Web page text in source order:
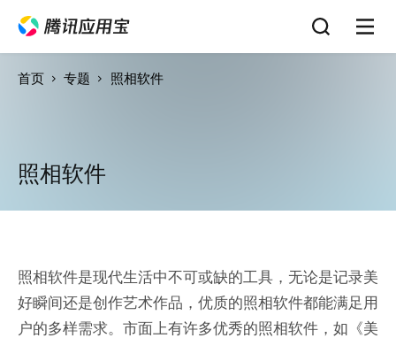
首页 专题 照相软件
照相软件
照相软件是现代生活中不可或缺的工具，无论是记录美
好瞬间还是创作艺术作品，优质的照相软件都能满足用
户的多样需求。市面上有许多优秀的照相软件，如《美